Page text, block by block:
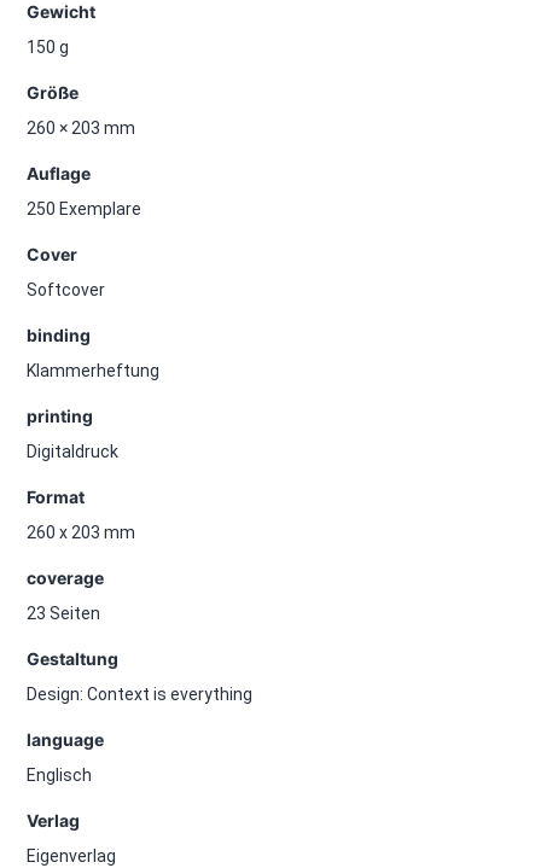
Gewicht
150 g
Größe
260 × 203 mm
Auflage
250 Exemplare
Cover
Softcover
binding
Klammerheftung
printing
Digitaldruck
Format
260 x 203 mm
coverage
23 Seiten
Gestaltung
Design: Context is everything
language
Englisch
Verlag
Eigenverlag